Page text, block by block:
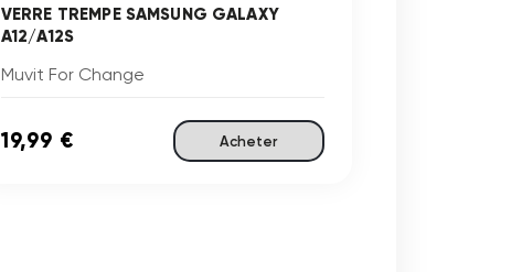
VERRE TREMPE SAMSUNG GALAXY
A12/A12S
Muvit For Change
19,99 € Acheter